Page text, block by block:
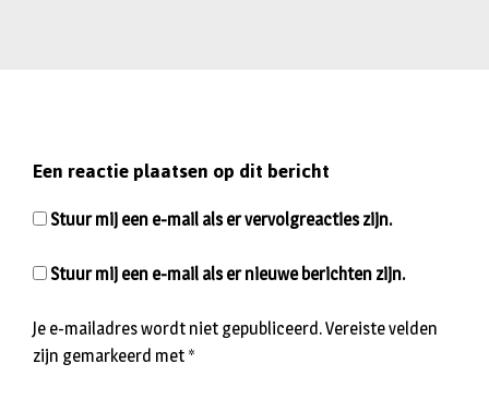
Een reactie plaatsen op dit bericht
Je e-mailadres wordt niet gepubliceerd.Vereiste velden
zijn gemarkeerd met *
Stuur mij een e-mail als er vervolgreacties zijn.
Stuur mij een e-mail als er nieuwe berichten zijn.